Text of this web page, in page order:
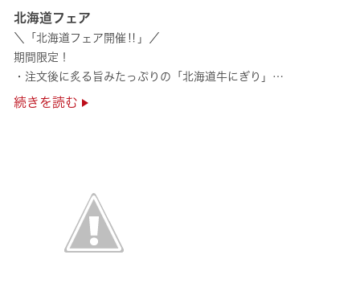
北海道フェア
＼「北海道フェア開催‼」／
期間限定！
・注文後に炙る旨みたっぷりの「北海道牛にぎり」
・濃厚な甘みの「北海道ほたて」
続きを読む